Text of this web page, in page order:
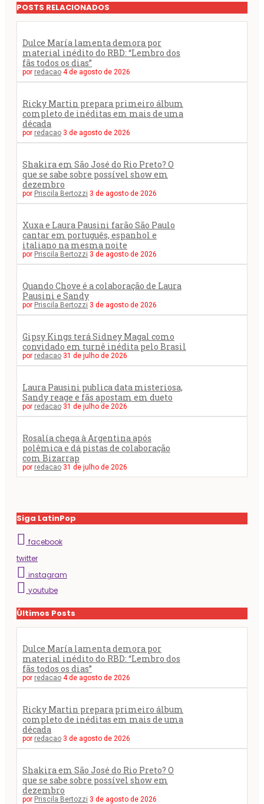
POSTS RELACIONADOS
Dulce María lamenta demora por
material inédito do RBD: “Lembro dos
fãs todos os dias”
por redacao 4 de agosto de 2026
Ricky Martin prepara primeiro álbum
completo de inéditas em mais de uma
década
por redacao 3 de agosto de 2026
Shakira em São José do Rio Preto? O
que se sabe sobre possível show em
dezembro
por Priscila Bertozzi 3 de agosto de 2026
Xuxa e Laura Pausini farão São Paulo
cantar em português, espanhol e
italiano na mesma noite
por Priscila Bertozzi 3 de agosto de 2026
Quando Chove é a colaboração de Laura
Pausini e Sandy
por Priscila Bertozzi 3 de agosto de 2026
Gipsy Kings terá Sidney Magal como
convidado em turnê inédita pelo Brasil
por redacao 31 de julho de 2026
Laura Pausini publica data misteriosa,
Sandy reage e fãs apostam em dueto
por redacao 31 de julho de 2026
Rosalía chega à Argentina após
polêmica e dá pistas de colaboração
com Bizarrap
por redacao 31 de julho de 2026
Siga LatinPop
facebook
twitter
instagram
youtube
Últimos Posts
Dulce María lamenta demora por
material inédito do RBD: “Lembro dos
fãs todos os dias”
por redacao 4 de agosto de 2026
Ricky Martin prepara primeiro álbum
completo de inéditas em mais de uma
década
por redacao 3 de agosto de 2026
Shakira em São José do Rio Preto? O
que se sabe sobre possível show em
dezembro
por Priscila Bertozzi 3 de agosto de 2026